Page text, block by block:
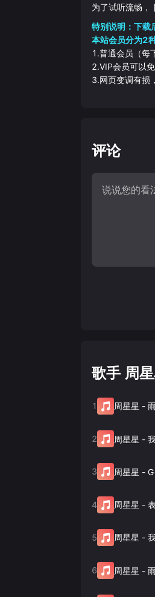
为了试听流畅，
特别说明：下载
本站会员分为2
1.普通会员（每
2.VIP会员可以
3.网页变调有损
评论
歌手 周
1 周星星 -
2 周星星 -
3 周星星 -
4 周星星 -
5 周星星 -
6 周星星 -